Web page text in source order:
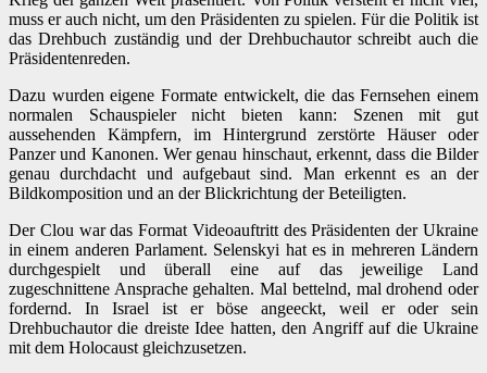
muss er auch nicht, um den Präsidenten zu spielen. Für die Politik ist
das Drehbuch zuständig und der Drehbuchautor schreibt auch die
Präsidentenreden.
Dazu wurden eigene Formate entwickelt, die das Fernsehen einem
normalen Schauspieler nicht bieten kann: Szenen mit gut
aussehenden Kämpfern, im Hintergrund zerstörte Häuser oder
Panzer und Kanonen. Wer genau hinschaut, erkennt, dass die Bilder
genau durchdacht und aufgebaut sind. Man erkennt es an der
Bildkomposition und an der Blickrichtung der Beteiligten.
Der Clou war das Format Videoauftritt des Präsidenten der Ukraine
in einem anderen Parlament. Selenskyi hat es in mehreren Ländern
durchgespielt und überall eine auf das jeweilige Land
zugeschnittene Ansprache gehalten. Mal bettelnd, mal drohend oder
fordernd. In Israel ist er böse angeeckt, weil er oder sein
Drehbuchautor die dreiste Idee hatten, den Angriff auf die Ukraine
mit dem Holocaust gleichzusetzen.